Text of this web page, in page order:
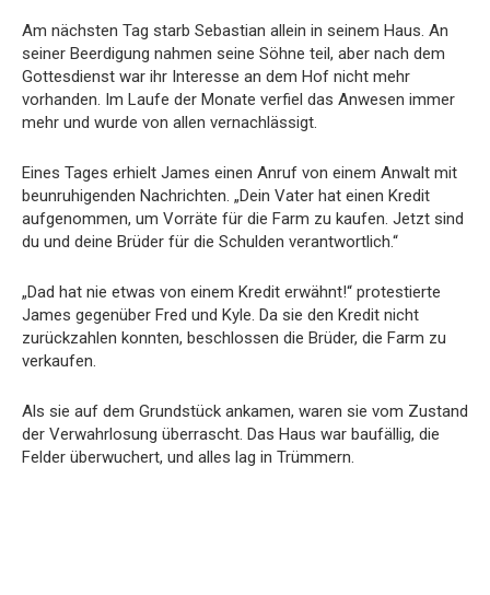
Am nächsten Tag starb Sebastian allein in seinem Haus. An
seiner Beerdigung nahmen seine Söhne teil, aber nach dem
Gottesdienst war ihr Interesse an dem Hof nicht mehr
vorhanden. Im Laufe der Monate verfiel das Anwesen immer
mehr und wurde von allen vernachlässigt.
Eines Tages erhielt James einen Anruf von einem Anwalt mit
beunruhigenden Nachrichten. „Dein Vater hat einen Kredit
aufgenommen, um Vorräte für die Farm zu kaufen. Jetzt sind
du und deine Brüder für die Schulden verantwortlich.“
„Dad hat nie etwas von einem Kredit erwähnt!“ protestierte
James gegenüber Fred und Kyle. Da sie den Kredit nicht
zurückzahlen konnten, beschlossen die Brüder, die Farm zu
verkaufen.
Als sie auf dem Grundstück ankamen, waren sie vom Zustand
der Verwahrlosung überrascht. Das Haus war baufällig, die
Felder überwuchert, und alles lag in Trümmern.